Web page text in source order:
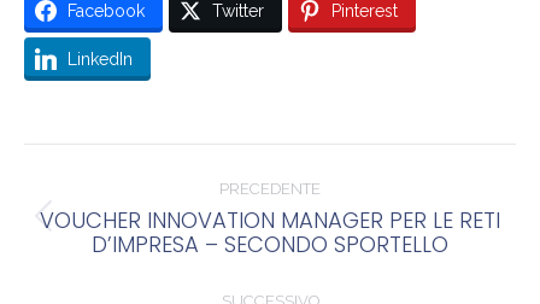
Facebook Twitter Pinterest
LinkedIn
Naviga
tra PRECEDENTE
Post
VOUCHER INNOVATION MANAGER PER LE RETI
D’IMPRESA – SECONDO SPORTELLO